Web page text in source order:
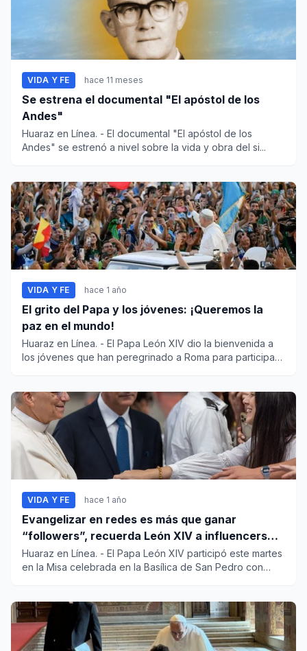
VIDA Y FE hace 11 meses
Se estrena el documental "El apóstol de los
Andes"
Huaraz en Línea. - El documental "El apóstol de los
Andes" se estrenó a nivel sobre la vida y obra del si...
VIDA Y FE hace 1 año
El grito del Papa y los jóvenes: ¡Queremos la
paz en el mundo!
Huaraz en Línea. - El Papa León XIV dio la bienvenida a
los jóvenes que han peregrinado a Roma para participar
VIDA Y FE hace 1 año
Evangelizar en redes es más que ganar
“followers”, recuerda León XIV a influencers
católicos
Huaraz en Línea. - El Papa León XIV participó este martes
en la Misa celebrada en la Basílica de San Pedro con